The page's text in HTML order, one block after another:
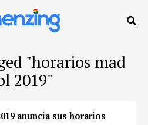
"horarios mad
2019"
anuncia sus horarios